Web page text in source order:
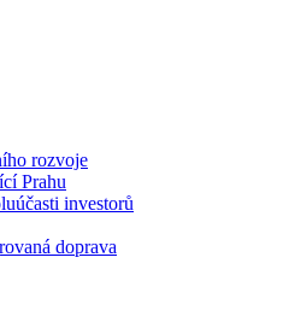
rozvoje
Prahu
investorů
doprava